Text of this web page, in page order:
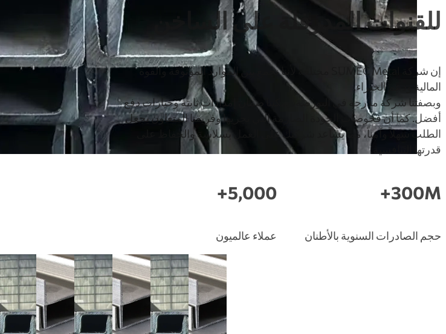
للقنوات المدرفلة على الساخن
إن شركة SUMEC Metal مختلفة لأننا نجمع بين الموارد الموثوقة والقوة
المالية ودعم الخبراء.
وبصفتنا شركة مدرجة في البورصة، يمكننا ضمان إمدادات ثابتة وخيارات دفع
أفضل. كما أن فحوصات الجودة الصارمة التي نجريها وفريقنا المتعاون يجعل
الطلب سهلاً وآمناً، مما يساعد شركتك على العمل بسلاسة والحفاظ على
قدرتها التنافسية.
300M+
حجم الصادرات السنوية بالأطنان
5,000+
عملاء عالميون